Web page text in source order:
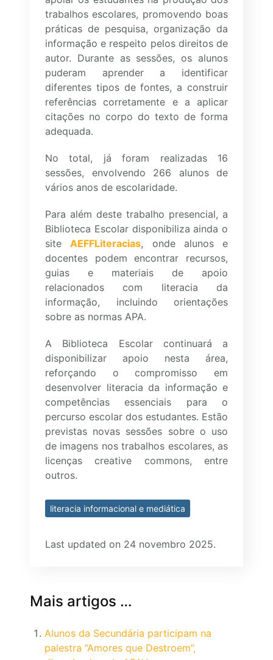
trabalhos escolares, promovendo boas
práticas de pesquisa, organização da
informação e respeito pelos direitos de
autor. Durante as sessões, os alunos
puderam aprender a identificar
diferentes tipos de fontes, a construir
referências corretamente e a aplicar
citações no corpo do texto de forma
adequada.
No total, já foram realizadas 16
sessões, envolvendo 266 alunos de
vários anos de escolaridade.
Para além deste trabalho presencial, a
Biblioteca Escolar disponibiliza ainda o
siteAEFFLiteracias, onde alunos e
docentes podem encontrar recursos,
guias e materiais de apoio
relacionados com literacia da
informação, incluindo orientações
sobre as normas APA.
A Biblioteca Escolar continuará a
disponibilizar apoio nesta área,
reforçando o compromisso em
desenvolver literacia da informação e
competências essenciais para o
percurso escolar dos estudantes. Estão
previstas novas sessões sobre o uso
de imagens nos trabalhos escolares, as
licenças creative commons, entre
outros.
literacia informacional e mediática
Last updated on 24 novembro 2025.
Mais artigos …
Alunos da Secundária participam na
palestra “Amores que Destroem”,